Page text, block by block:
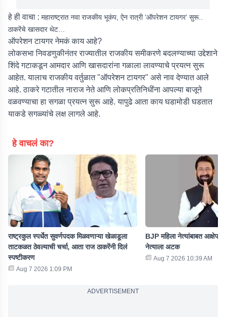
हे ही वाचा : महाराष्ट्रात नवा राजकीय भूकंप, ऐन रात्री ‘ऑपरेशन टायगर’ सुरू..
ठाकरेंचे खासदार थेट…
ऑपरेशन टायगर नेमकं काय आहे?
लोकसभा निवडणुकीनंतर राज्यातील राजकीय समीकरणे बदलण्याच्या उद्देशाने
शिंदे गटाकडून आमदार आणि खासदारांना गळाला लावण्याचे प्रयत्न सुरू
आहेत. यालाच राजकीय वर्तुळात "ऑपरेशन टायगर" असे नाव देण्यात आले
आहे. ठाकरे गटातील नाराज नेते आणि लोकप्रतिनिधींना आपल्या बाजूने
वळवण्याचा हा सगळा प्रयत्न सुरू आहे. यापुढे आता काय घडामोडी घडतात
याकडे सगळ्यांचे लक्ष लागले आहे.
हे वाचलं का?
राष्ट्रकुल स्पर्धेत सुवर्णपदक मिळवणाऱ्या खेळाडूला
ताटकळत ठेवल्याची चर्चा, आता राज ठाकरेंनी दिलं
स्पष्टीकरण
Aug 7 2026 1:09 PM
BJP महिला नेत्यांबाबत
नेत्याला अटक
Aug 7 2026 10:39 AM
ADVERTISEMENT